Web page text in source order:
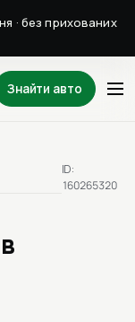
· без прихованих
Знайти авто
в
ID:
160265320